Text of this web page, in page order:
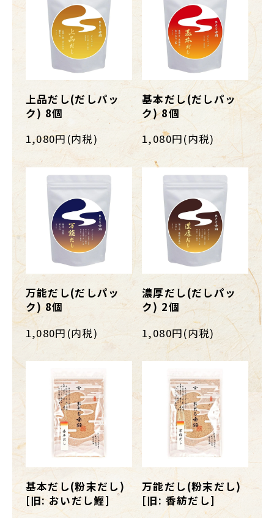
上品だし(だしパッ
ク) 8個
1,080円(内税)
基本だし(だしパッ
ク) 8個
1,080円(内税)
万能だし(だしパッ
ク) 8個
1,080円(内税)
濃厚だし(だしパッ
ク) 2個
1,080円(内税)
基本だし(粉末だし)
[旧: おいだし鰹]
万能だし(粉末だし)
[旧: 香紡だし]